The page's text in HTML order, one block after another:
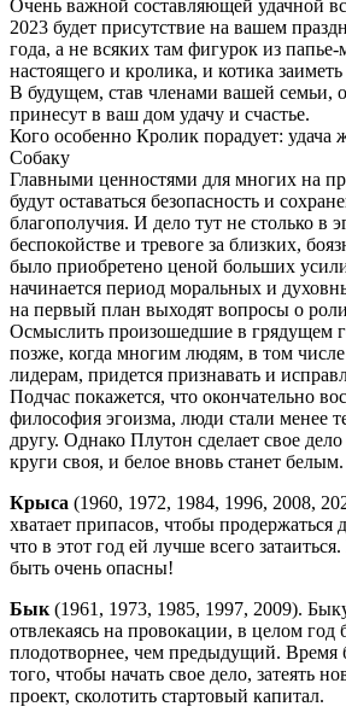
Очень важной составляющей удачной
2023 будет присутствие на вашем
года, а не всяких там фигурок из
настоящего и кролика, и котика
В будущем, став членами вашей семьи,
принесут в ваш дом удачу и счастье.
Кого особенно Кролик порадует: удача
Собаку
Главными ценностями для многих на
будут оставаться безопасность и
благополучия. И дело тут не столько в
беспокойстве и тревоге за близких,
было приобретено ценой больших
начинается период моральных и
на первый план выходят вопросы о
Осмыслить произошедшие в грядущем
позже, когда многим людям, в том
лидерам, придется признавать и
Подчас покажется, что окончательно
философия эгоизма, люди стали менее
другу. Однако Плутон сделает свое дело
круги своя, и белое вновь станет белым.
Крыса (1960, 1972, 1984, 1996, 2008,
хватает припасов, чтобы продержаться
что в этот год ей лучше всего
быть очень опасны!
Бык (1961, 1973, 1985, 1997, 2009).
отвлекаясь на провокации, в целом год
плодотворнее, чем предыдущий. Время
того, чтобы начать свое дело, затеять
проект, сколотить стартовый капитал.